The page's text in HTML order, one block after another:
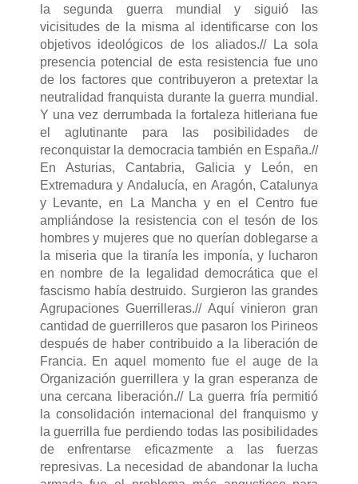
la segunda guerra mundial y siguió las
vicisitudes de la misma al identificarse con los
objetivos ideológicos de los aliados.// La sola
presencia potencial de esta resistencia fue uno
de los factores que contribuyeron a pretextar la
neutralidad franquista durante la guerra mundial.
Y una vez derrumbada la fortaleza hitleriana fue
el aglutinante para las posibilidades de
reconquistar la democracia también en España.//
En Asturias, Cantabria, Galicia y León, en
Extremadura y Andalucía, en Aragón, Catalunya
y Levante, en La Mancha y en el Centro fue
ampliándose la resistencia con el tesón de los
hombres y mujeres que no querían doblegarse a
la miseria que la tiranía les imponía, y lucharon
en nombre de la legalidad democrática que el
fascismo había destruido. Surgieron las grandes
Agrupaciones Guerrilleras.// Aquí vinieron gran
cantidad de guerrilleros que pasaron los Pirineos
después de haber contribuido a la liberación de
Francia. En aquel momento fue el auge de la
Organización guerrillera y la gran esperanza de
una cercana liberación.// La guerra fría permitió
la consolidación internacional del franquismo y
la guerrilla fue perdiendo todas las posibilidades
de enfrentarse eficazmente a las fuerzas
represivas. La necesidad de abandonar la lucha